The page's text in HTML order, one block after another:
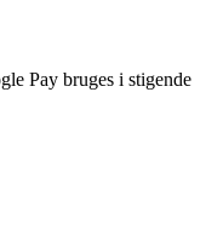
Pay bruges i stigende